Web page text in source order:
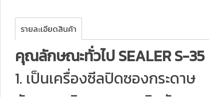
รายละเอียดสินค้า
คุณลักษณะทั่วไป SEALER S-35
1. เป็นเครื่องซีลปิดซองกระดาษ